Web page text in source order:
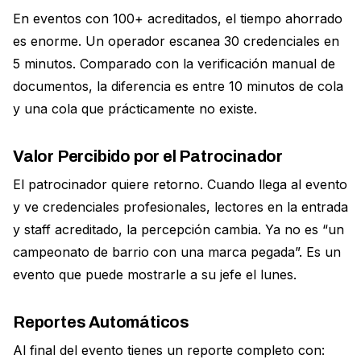
En eventos con 100+ acreditados, el tiempo ahorrado
es enorme. Un operador escanea 30 credenciales en
5 minutos. Comparado con la verificación manual de
documentos, la diferencia es entre 10 minutos de cola
y una cola que prácticamente no existe.
Valor Percibido por el Patrocinador
El patrocinador quiere retorno. Cuando llega al evento
y ve credenciales profesionales, lectores en la entrada
y staff acreditado, la percepción cambia. Ya no es “un
campeonato de barrio con una marca pegada”. Es un
evento que puede mostrarle a su jefe el lunes.
Reportes Automáticos
Al final del evento tienes un reporte completo con: